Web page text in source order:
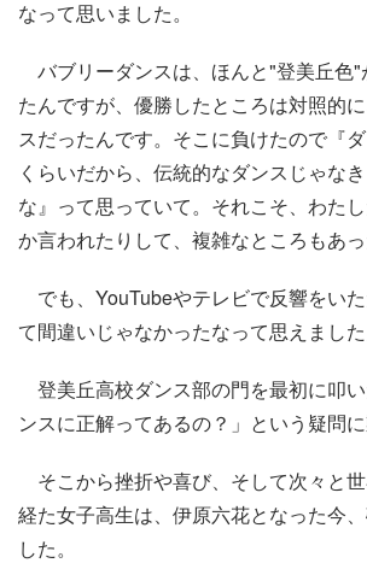
なって思いました。
バブリーダンスは、ほんと"登美丘色"
たんですが、優勝したところは対照的
スだったんです。そこに負けたので『
くらいだから、伝統的なダンスじゃな
な』って思っていて。それこそ、わた
か言われたりして、複雑なところもあっ
でも、YouTubeやテレビで反響をい
て間違いじゃなかったなって思えました
登美丘高校ダンス部の門を最初に叩
ンスに正解ってあるの？」という疑問に
そこから挫折や喜び、そして次々と
経た女子高生は、伊原六花となった今
した。